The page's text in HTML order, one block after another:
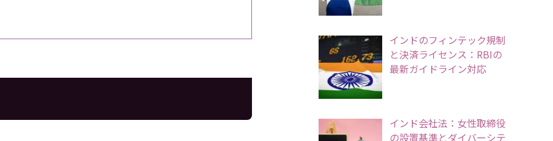
インドのフィンテック規制
と決済ライセンス：RBIの
最新ガイドライン対応
インド会社法：女性取締役
の設置基準とダイバーシテ